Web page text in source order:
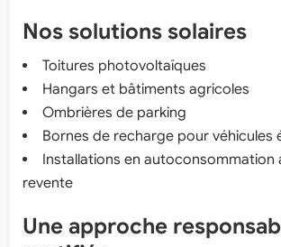
Nos solutions solaires
Toitures photovoltaïques
Hangars et bâtiments agricoles
Ombrières de parking
Bornes de recharge pour véhicules
Installations en autoconsommation
revente
Une approche